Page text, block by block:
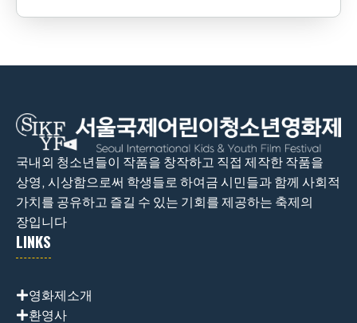
국내외 청소년들이 작품을 창작하고 직접 제작한 작품을
상영, 시상함으로써 학생들로 하여금 시민들과 함께 사회적
가치를 공유하고 즐길 수 있는 기회를 제공하는 축제의
장입니다
LINKS
영화제소개
환영사